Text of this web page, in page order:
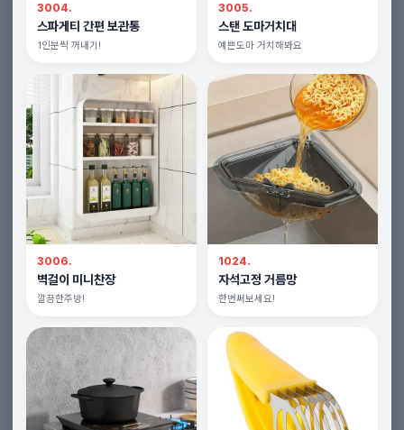
3004.
스파게티 간편 보관통
1인분씩 꺼내기!
3005.
스탠 도마거치대
예쁜도마 거치해봐요
3006.
벽걸이 미니찬장
깔끔한주방!
1024.
자석고정 거름망
한번써보세요!